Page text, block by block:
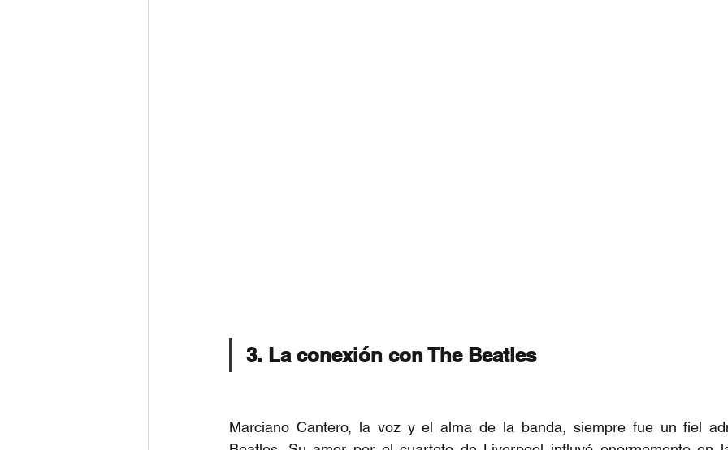
3. La conexión con The Beatles
Marciano Cantero, la voz y el alma de la banda, siempre fue un fiel